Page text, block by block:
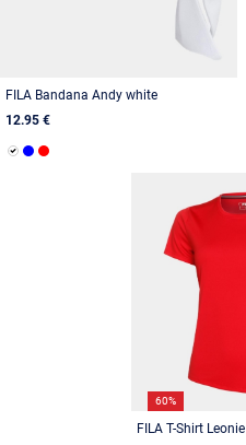
FILA Bandana Andy white
12.95 €
60%
FILA T-Shirt Leonie